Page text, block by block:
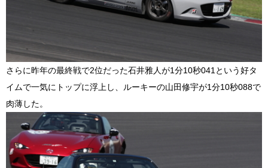
さらに昨年の最終戦で2位だった石井雅人が1分10秒041という好タ
イムで一気にトップに浮上し、ルーキーの山田修宇が1分10秒088で
肉薄した。